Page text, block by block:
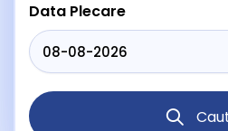
Data Plecare